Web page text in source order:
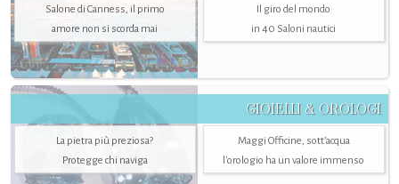
Salone di Canness, il primo
amore non si scorda mai
Il giro del mondo
in 40 Saloni nautici
GIOIELLI & OROLOGI
La pietra più preziosa?
Protegge chi naviga
Maggi Officine, sott’acqua
l'orologio ha un valore immenso